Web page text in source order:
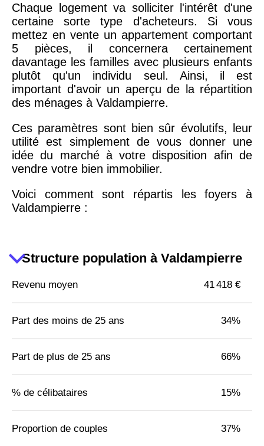
Chaque logement va solliciter l'intérêt d'une
certaine sorte type d'acheteurs. Si vous
mettez en vente un appartement comportant
5 pièces, il concernera certainement
davantage les familles avec plusieurs enfants
plutôt qu'un individu seul. Ainsi, il est
important d'avoir un aperçu de la répartition
des ménages à Valdampierre.
Ces paramètres sont bien sûr évolutifs, leur
utilité est simplement de vous donner une
idée du marché à votre disposition afin de
vendre votre bien immobilier.
Voici comment sont répartis les foyers à
Valdampierre :
Structure population à Valdampierre
Revenu moyen 41 418 €
Part des moins de 25 ans 34%
Part de plus de 25 ans 66%
% de célibataires 15%
Proportion de couples 37%